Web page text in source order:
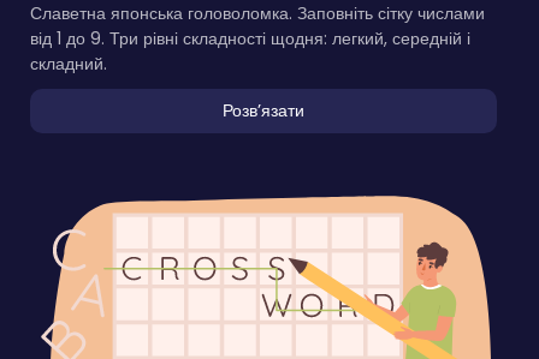
Славетна японська головоломка. Заповніть сітку числами
від 1 до 9. Три рівні складності щодня: легкий, середній і
складний.
Розвʼязати